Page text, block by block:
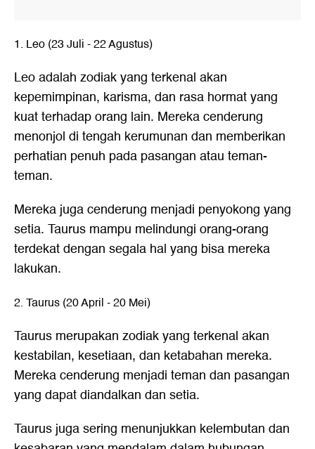
1. Leo (23 Juli - 22 Agustus)
Leo adalah zodiak yang terkenal akan
kepemimpinan, karisma, dan rasa hormat yang
kuat terhadap orang lain. Mereka cenderung
menonjol di tengah kerumunan dan memberikan
perhatian penuh pada pasangan atau teman-
teman.
Mereka juga cenderung menjadi penyokong yang
setia. Taurus mampu melindungi orang-orang
terdekat dengan segala hal yang bisa mereka
lakukan.
2. Taurus (20 April - 20 Mei)
Taurus merupakan zodiak yang terkenal akan
kestabilan, kesetiaan, dan ketabahan mereka.
Mereka cenderung menjadi teman dan pasangan
yang dapat diandalkan dan setia.
Taurus juga sering menunjukkan kelembutan dan